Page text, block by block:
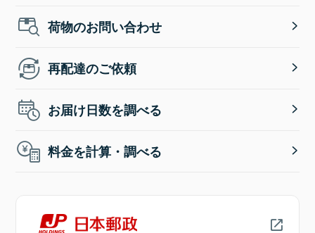
荷物のお問い合わせ
再配達のご依頼
お届け日数を調べる
料金を計算・調べる